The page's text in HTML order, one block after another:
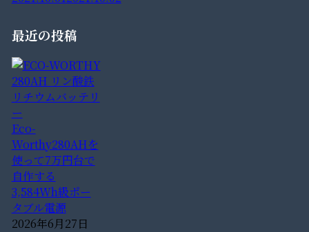
最近の投稿
Eco-
Worthy280AHを
使って7万円台で
自作する
3,584Wh級ポー
タブル電源
2026年6月27日